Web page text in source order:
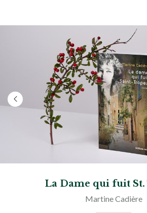
La Dame qui fuit St.
Martine Cadière